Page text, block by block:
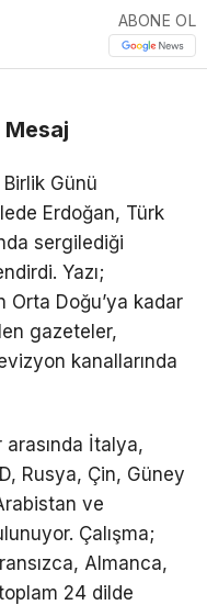
ABONE OL
Mesaj
Günü
Erdoğan, Türk
sergilediği
Yazı;
Orta Doğu’ya kadar
gazeteler,
kanallarında
arasında İtalya,
Rusya, Çin, Güney
ve
Çalışma;
Almanca,
24 dilde